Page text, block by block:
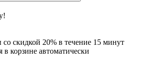
скидкой 20% в течение 15 минут
корзине автоматически